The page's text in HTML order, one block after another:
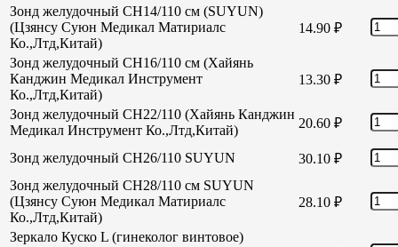
Зонд желудочный CH14/110 см (SUYUN)
(Цзянсу Суюн Медикал Матириалс
Ко.,Лтд,Китай)
14.90 ₽
Зонд желудочный CH16/110 см (Хайянь
Канджин Медикал Инструмент
Ко.,Лтд,Китай)
13.30 ₽
Зонд желудочный СН22/110 (Хайянь Канджин
Медикал Инструмент Ко.,Лтд,Китай)
20.60 ₽
Зонд желудочный СН26/110 SUYUN 30.10 ₽
Зонд желудочный СН28/110 см SUYUN
(Цзянсу Суюн Медикал Матириалс
Ко.,Лтд,Китай)
28.10 ₽
Зеркало Куско L (гинеколог винтовое)